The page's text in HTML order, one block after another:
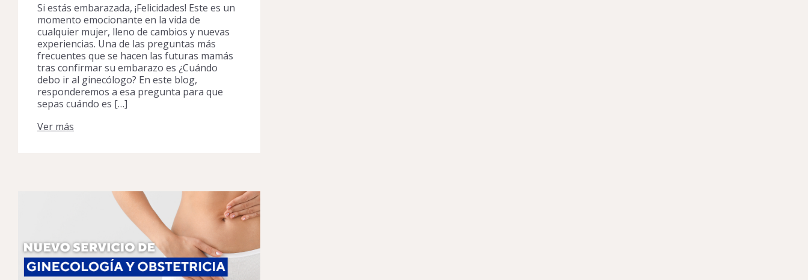
Si estás embarazada, ¡Felicidades! Este es un
momento emocionante en la vida de
cualquier mujer, lleno de cambios y nuevas
experiencias. Una de las preguntas más
frecuentes que se hacen las futuras mamás
tras confirmar su embarazo es ¿Cuándo
debo ir al ginecólogo? En este blog,
responderemos a esa pregunta para que
sepas cuándo es […]
Ver más